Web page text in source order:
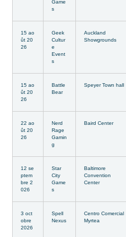
Game
s
15 ao
ût 20
26
Geek
Cultur
e
Event
s
Auckland
Showgrounds
15 ao
ût 20
26
Battle
Bear
Speyer Town hall
22 ao
ût 20
26
Nerd
Rage
Gamin
g
Baird Center
12 se
ptem
bre 2
026
Star
City
Game
s
Baltimore
Convention
Center
3 oct
obre
2026
Spell
Nexus
Centro Comercial
Myrtea